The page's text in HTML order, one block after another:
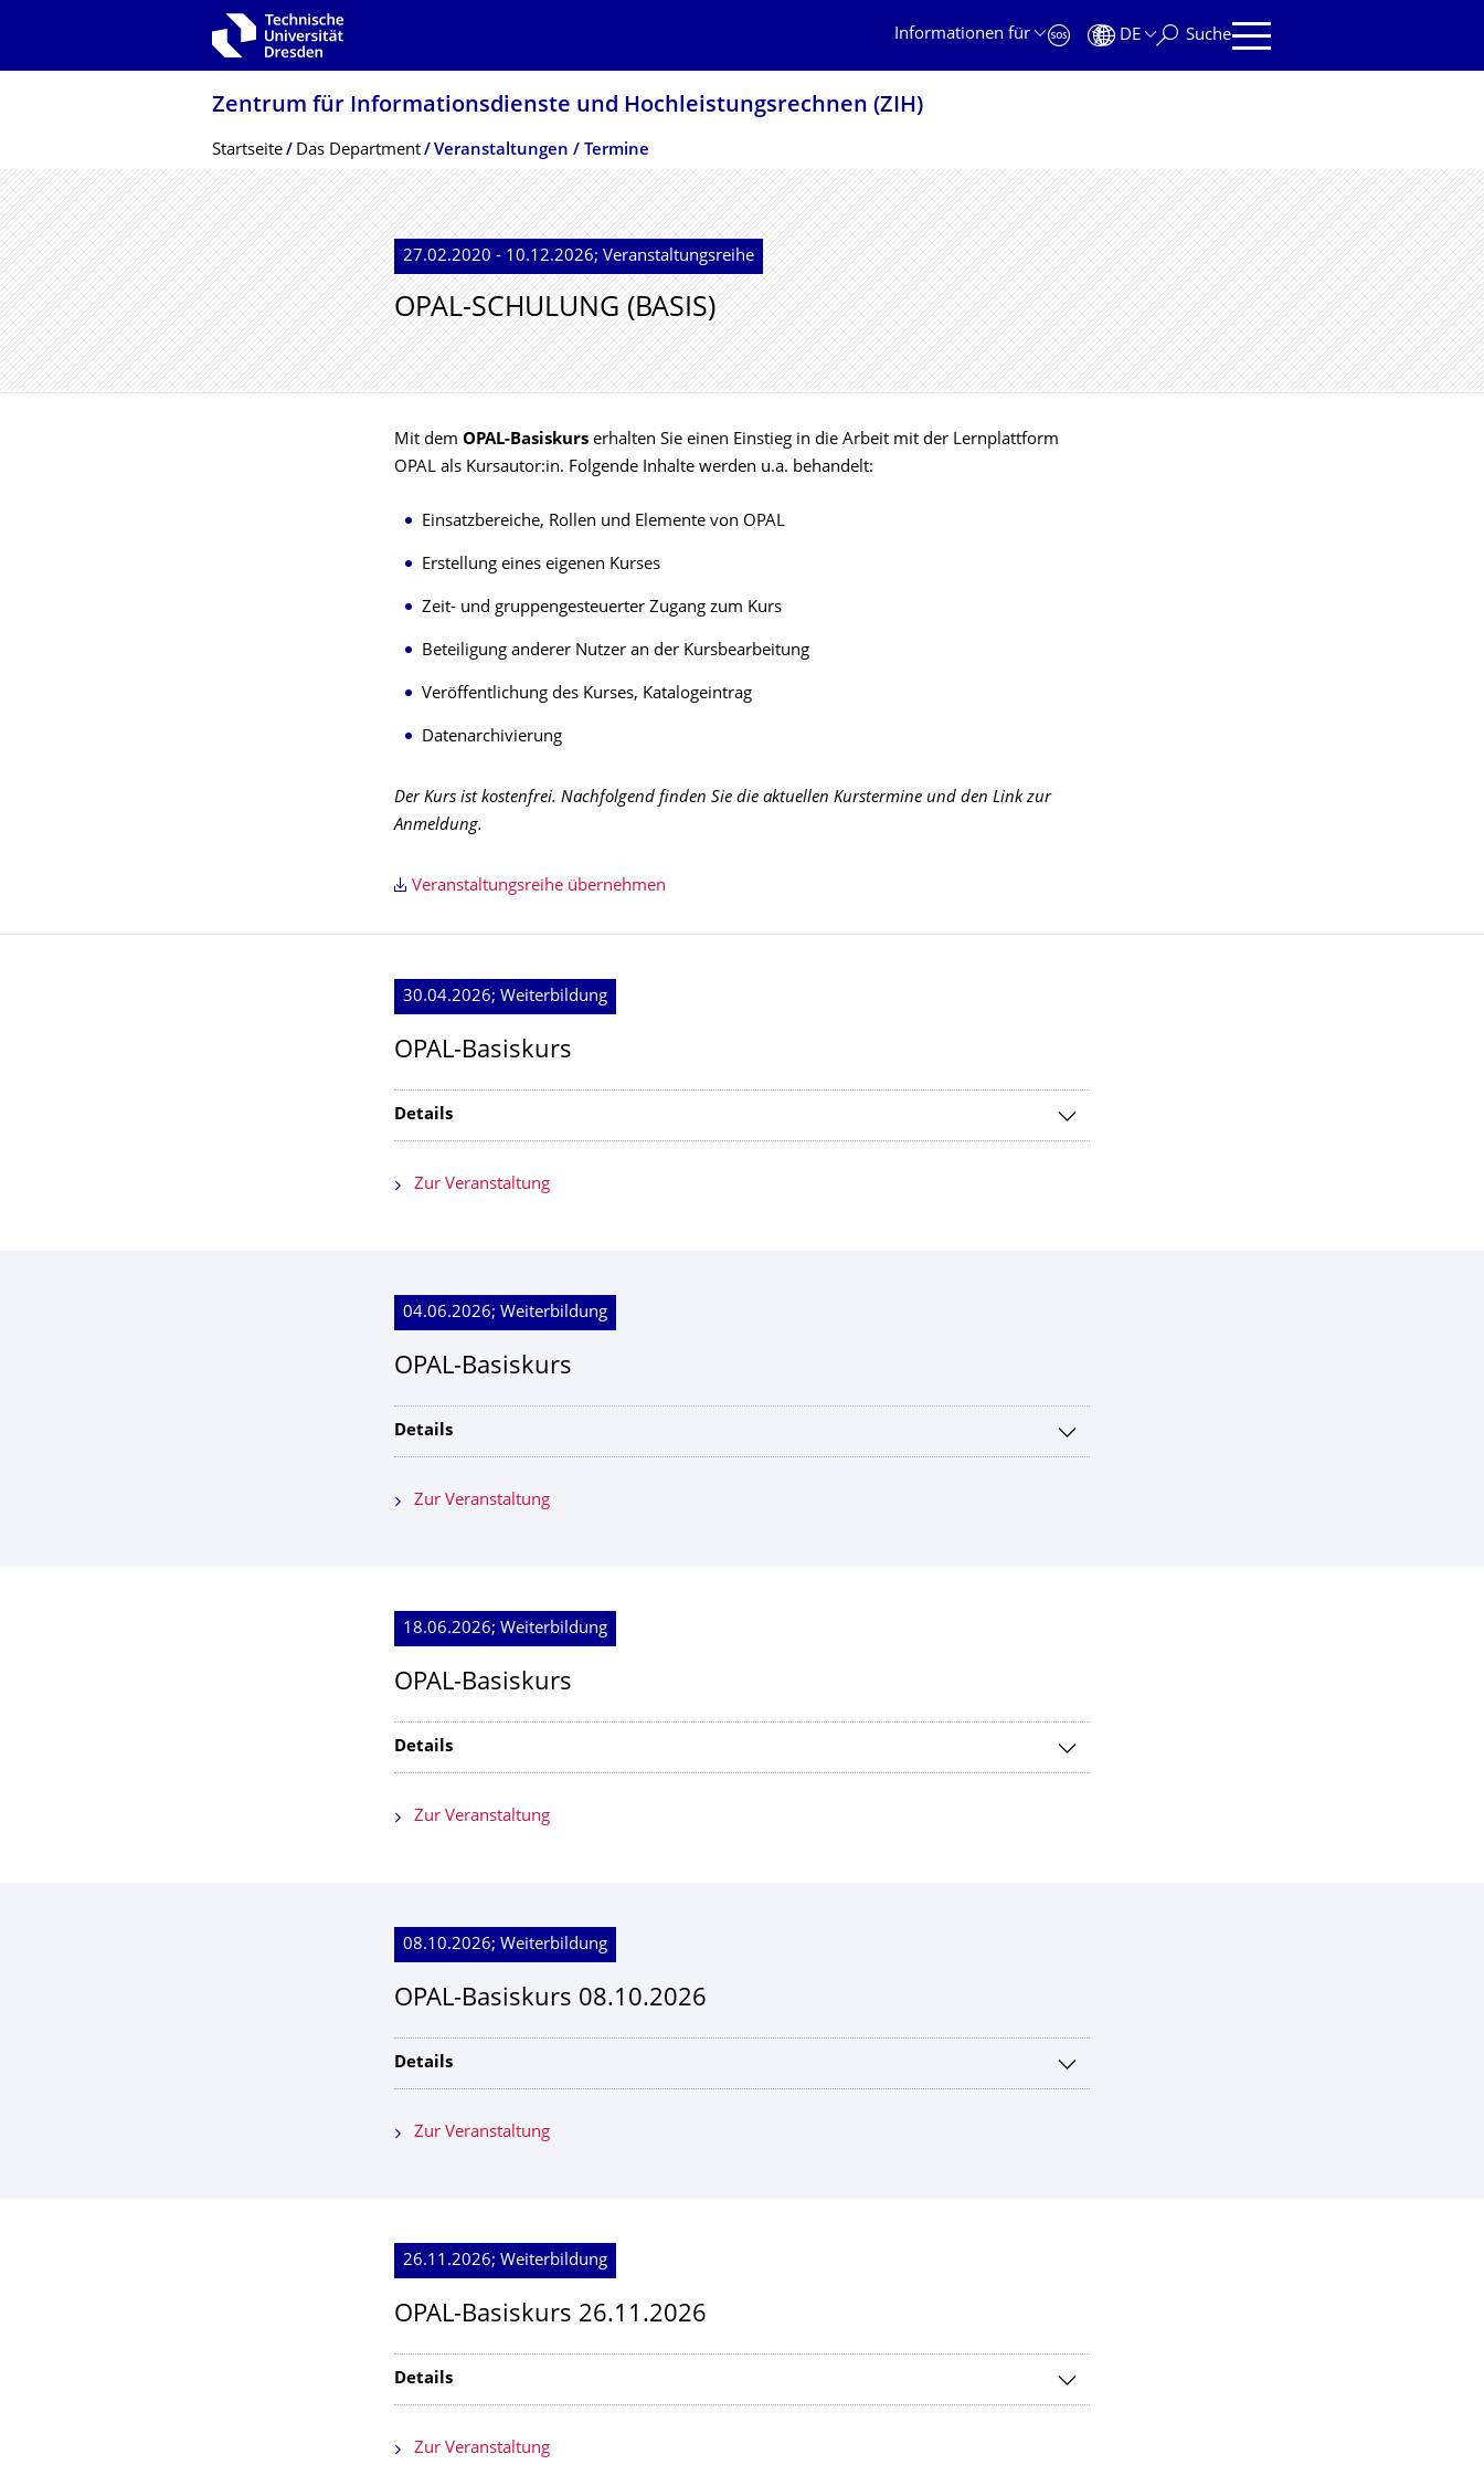
Zur Hauptnavigation springen
Informationen für
DE Suche
Zentrum für Informations­dienste und Hochleistungs­rechnen (ZIH)
Breadcrumb-Menü
Startseite Das Department Veranstaltungen / Termine
27.02.2020 - 10.12.2026; Veranstaltungsreihe
OPAL-SCHULUNG (BASIS)
Mit dem OPAL-Basiskurs erhalten Sie einen Einstieg in die Arbeit mit der Lernplattform
OPAL als Kursautor:in. Folgende Inhalte werden u.a. behandelt:
Einsatzbereiche, Rollen und Elemente von OPAL
Erstellung eines eigenen Kurses
Zeit- und gruppengesteuerter Zugang zum Kurs
Beteiligung anderer Nutzer an der Kursbearbeitung
Veröffentlichung des Kurses, Katalogeintrag
Datenarchivierung
Der Kurs ist kostenfrei. Nachfolgend finden Sie die aktuellen Kurstermine und den Link zur
Anmeldung.
Veranstaltungsreihe übernehmen
30.04.2026; Weiterbildung
OPAL-Basiskurs
Details
Zur Veranstaltung
04.06.2026; Weiterbildung
OPAL-Basiskurs
Details
Zur Veranstaltung
18.06.2026; Weiterbildung
OPAL-Basiskurs
Details
Zur Veranstaltung
08.10.2026; Weiterbildung
OPAL-Basiskurs 08.10.2026
Details
Zur Veranstaltung
26.11.2026; Weiterbildung
OPAL-Basiskurs 26.11.2026
Details
Zur Veranstaltung